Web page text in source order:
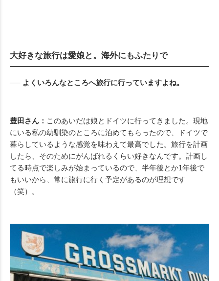
大好きな旅行は愛娘と。海外にもふたりで
── よくいろんなところへ旅行に行っていますよね。
豊田さん： このあいだは娘とドイツに行ってきました。現地
にいる私の幼馴染のところに泊めてもらったので、ドイツで
暮らしているような感覚を味わえて最高でした。旅行を計画
したら、そのためにがんばれるくらい好きなんです。計画し
てる時点で楽しみが始まっているので、半年後とか1年後で
もいいから、常に旅行に行く予定があるのが理想です
（笑）。